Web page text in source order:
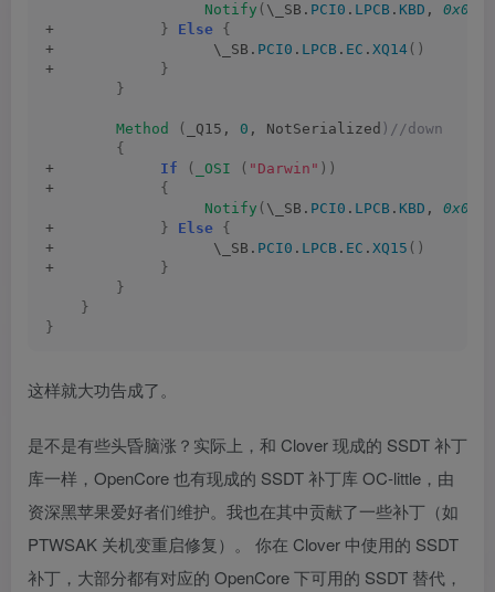
Notify ( \_SB. PCI0 . LPCB . KBD , 0x0406
+
} Else {
+                  \_SB. PCI0 . LPCB . EC . XQ14 ()
+
}
}
Method ( _Q15, 0 , NotSerialized )//down
{
+ If ( _OSI ( "Darwin" ))
+ {
Notify ( \_SB. PCI0 . LPCB . KBD , 0x0405
+
} Else {
+                  \_SB. PCI0 . LPCB . EC . XQ15 ()
+
}
}
}
}
这样就大功告成了。
是不是有些头昏脑涨？实际上，和 Clover 现成的 SSDT 补丁
库一样，OpenCore 也有现成的 SSDT 补丁库 OC-little，由
资深黑苹果爱好者们维护。我也在其中贡献了一些补丁（如
PTWSAK 关机变重启修复）。 你在 Clover 中使用的 SSDT
补丁，大部分都有对应的 OpenCore 下可用的 SSDT 替代，